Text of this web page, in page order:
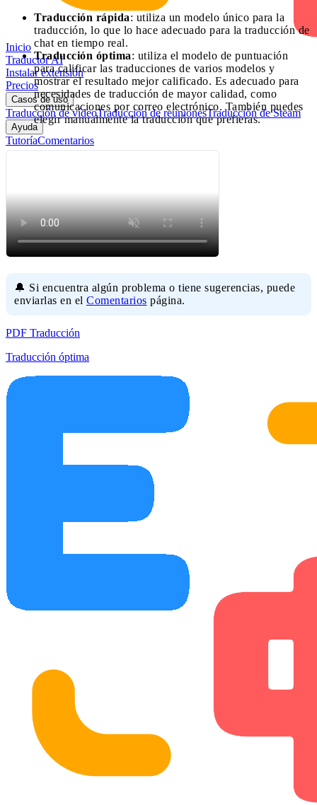
Inicio
Traductor AI
Instalar extensión
Precios
Casos de uso
Traducción de vídeoTraducción de reunionesTraducción de Steam
Ayuda
TutoríaComentarios
Traducción rápida: utiliza un modelo único para la
traducción, lo que lo hace adecuado para la traducción de
chat en tiempo real.
Traducción óptima: utiliza el modelo de puntuación
para calificar las traducciones de varios modelos y
mostrar el resultado mejor calificado. Es adecuado para
necesidades de traducción de mayor calidad, como
comunicaciones por correo electrónico. También puedes
elegir manualmente la traducción que prefieras.
🔔 Si encuentra algún problema o tiene sugerencias, puede
enviarlas en el Comentarios página.
PDF Traducción
Traducción óptima